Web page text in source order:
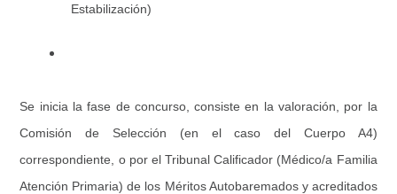
Estabilización)
Se inicia la fase de concurso, consiste en la valoración, por la
Comisión de Selección (en el caso del Cuerpo A4)
correspondiente, o por el Tribunal Calificador (Médico/a Familia
Atención Primaria) de los Méritos Autobaremados y acreditados